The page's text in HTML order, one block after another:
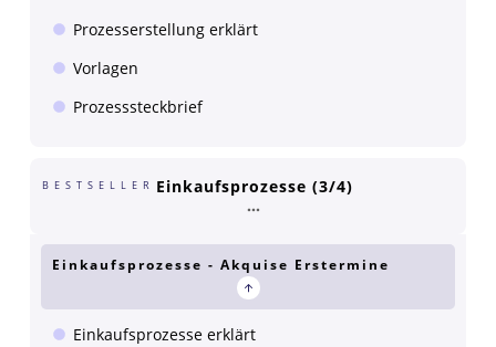
Prozesserstellung erklärt
Vorlagen
Prozesssteckbrief
BESTSELLER Einkaufsprozesse (3/4)
Einkaufsprozesse - Akquise Erstermine
Einkaufsprozesse erklärt